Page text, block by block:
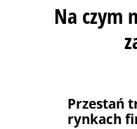
Na czym
Przestań
rynkach